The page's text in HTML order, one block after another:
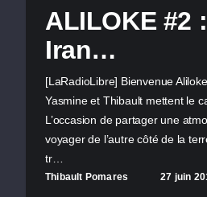
ALILOKE #2
Iran…
[LaRadioLibre] Bienvenue
Yasmine et Thibault mettent le
L’occasion de partager une
voyager de l’autre côté de la
tr…
Thibault Pomares 27 juin